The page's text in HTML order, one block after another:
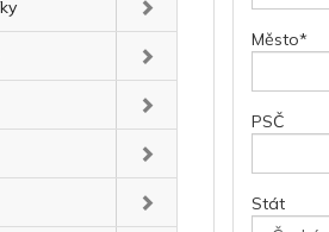
Město*
PSČ
Stát